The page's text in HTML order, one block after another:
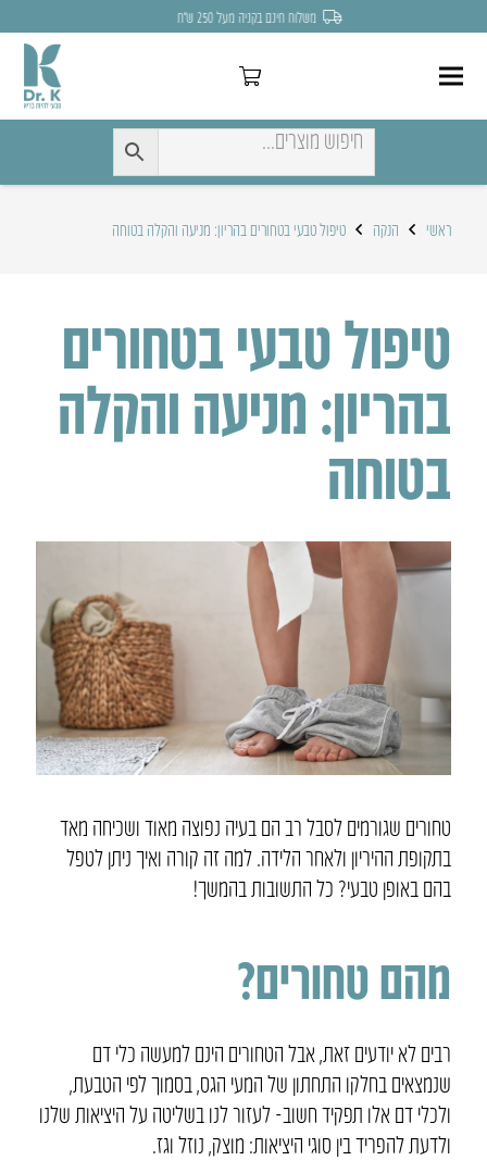
לחצו כאן להנחה של 7% לקניה הראשונה
ראשי הנקה טיפול טבעי בטחורים בהריון: מניעה והקלה בטוחה
טיפול טבעי בטחורים
בהריון: מניעה והקלה
בטוחה
טחורים שגורמים לסבל רב הם בעיה נפוצה מאוד ושכיחה מאד
בתקופת ההיריון ולאחר הלידה. למה זה קורה ואיך ניתן לטפל
בהם באופן טבעי? כל התשובות בהמשך!
מהם טחורים?
רבים לא יודעים זאת, אבל הטחורים הינם למעשה כלי דם
שנמצאים בחלקו התחתון של המעי הגס, בסמוך לפי הטבעת,
ולכלי דם אלו תפקיד חשוב- לעזור לנו בשליטה על היציאות שלנו
ולדעת להפריד בין סוגי היציאות: מוצק, נוזל וגז.